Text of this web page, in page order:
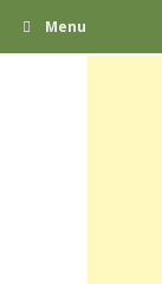
Menu